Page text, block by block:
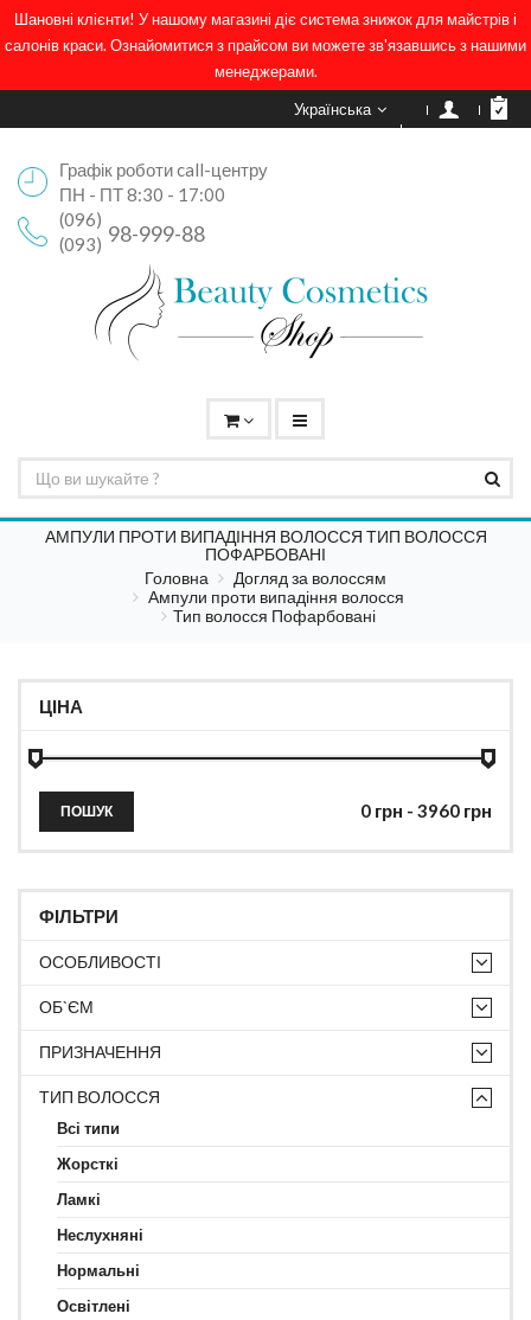
Шановні клієнти! У нашому магазині діє система знижок для майстрів і
салонів краси. Ознайомитися з прайсом ви можете зв'язавшись з нашими
менеджерами.
Українська
Графік роботи call-центру
ПН - ПТ 8:30 - 17:00
(096)
98-999-88
(093)
АМПУЛИ ПРОТИ ВИПАДІННЯ ВОЛОССЯ ТИП ВОЛОССЯ
ПОФАРБОВАНІ
Головна
Догляд за волоссям
Ампули проти випадіння волосся
Тип волосся Пофарбовані
ЦІНА
ПОШУК
ФІЛЬТРИ
ОСОБЛИВОСТІ
ОБ`ЄМ
ПРИЗНАЧЕННЯ
ТИП ВОЛОССЯ
Всі типи
Жорсткі
Ламкі
Неслухняні
Нормальні
Освітлені